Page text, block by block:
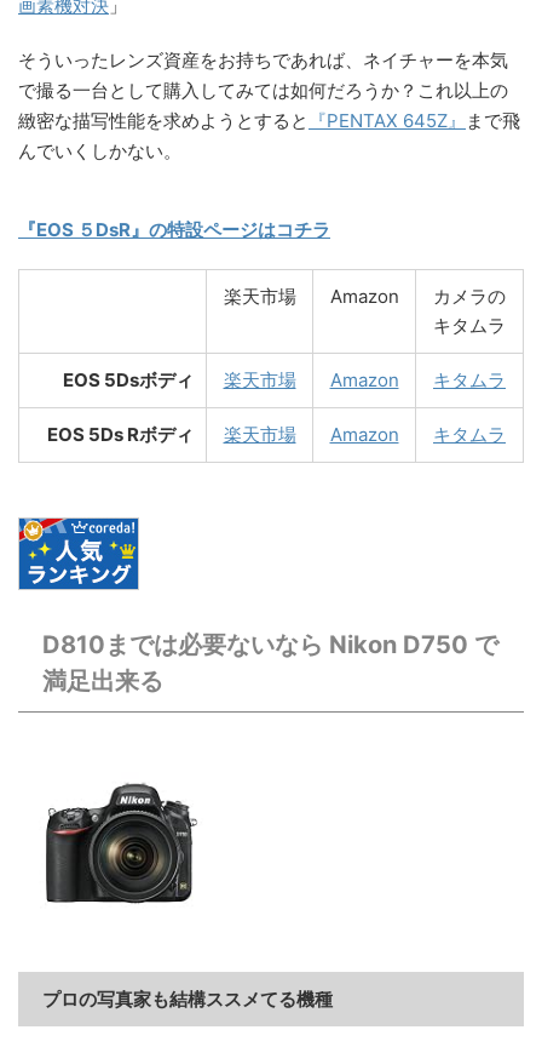
画素機対決 」
そういったレンズ資産をお持ちであれば、ネイチャーを本気
で撮る一台として購入してみては如何だろうか？これ以上の
緻密な描写性能を求めようとすると
『PENTAX 645Z』
まで飛
んでいくしかない。
『EOS ５DsR』の特設ページはコチラ
楽天市場 Amazon
カメラの
キタムラ
EOS 5Dsボディ 楽天市場 Amazon キタムラ
EOS 5Ds Rボディ 楽天市場 Amazon キタムラ
D810までは必要ないなら Nikon D750 で
満足出来る
プロの写真家も結構ススメてる機種